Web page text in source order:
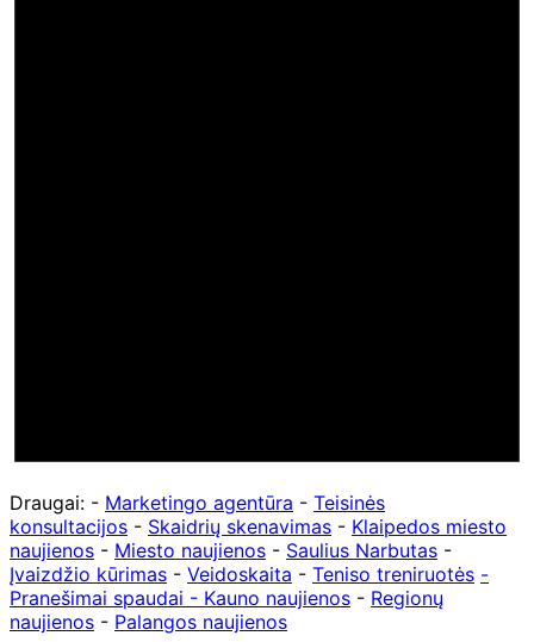
Draugai: - Marketingo agentūra - Teisinės
konsultacijos - Skaidrių skenavimas - Klaipedos miesto
naujienos - Miesto naujienos - Saulius Narbutas -
Įvaizdžio kūrimas - Veidoskaita - Teniso treniruotės -
Pranešimai spaudai - Kauno naujienos - Regionų
naujienos - Palangos naujienos